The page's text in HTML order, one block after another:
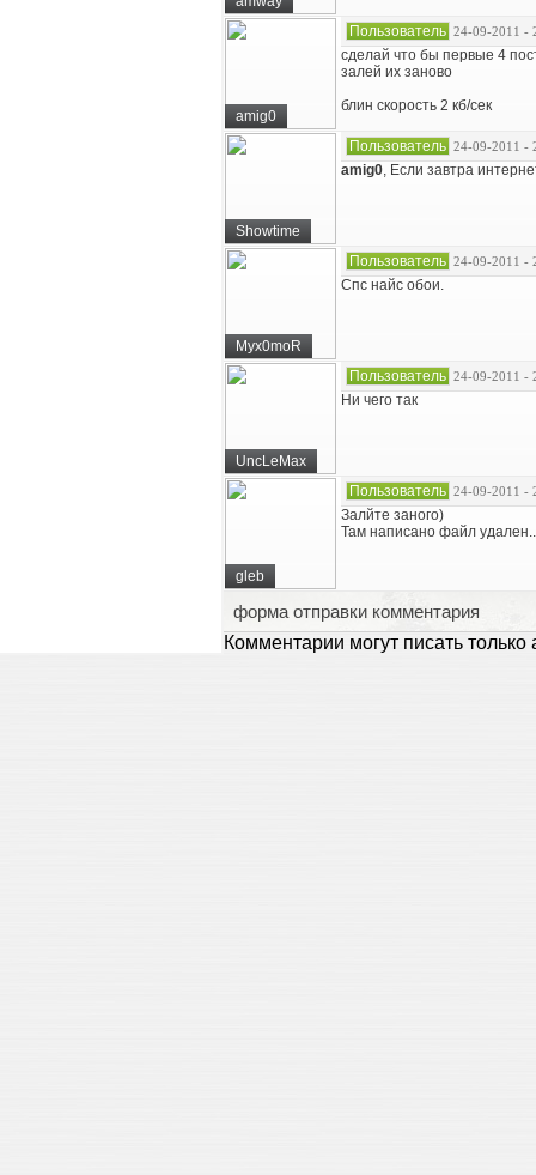
amig0
Пользователь 24-09-2011 -
сделай что бы первые 4
залей их заново
блин скорость 2 кб/сек
Showtime
Пользователь 24-09-2011 -
amig0, Если завтра
Myx0moR
Пользователь 24-09-2011 -
Cпс найс обои.
UncLeMax
Пользователь 24-09-2011 -
Ни чего так
gleb
Пользователь 24-09-2011 -
Залйте заного)
Там написано файл
форма отправки комментария
Комментарии могут писать